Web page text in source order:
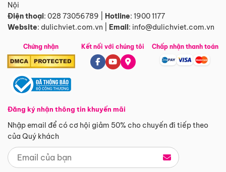
Nội
Điện thoại: 028 73056789 Hotline: 1900 1177
Website: dulichviet.com.vn Email: info@dulichviet.com.vn
Chứng nhận
Đăng ký nhận thông tin khuyến mãi
Nhập email để có cơ hội giảm 50% cho chuyến đi tiếp theo
của Quý khách
Kết nối với chúng tôi Chấp nhận thanh toán